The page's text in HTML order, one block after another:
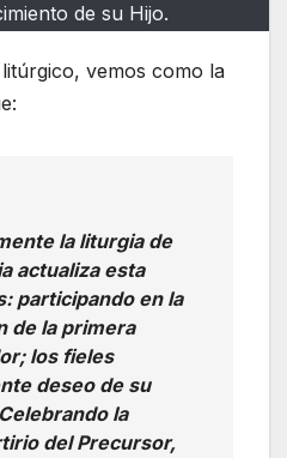
de su Hijo.
vemos como la
la liturgia de
actualiza esta
participando en la
de la primera
los fieles
deseo de su
la
del Precursor,